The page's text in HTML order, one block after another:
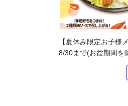
【夏休み限定お子様
8/30まで(お盆期間を